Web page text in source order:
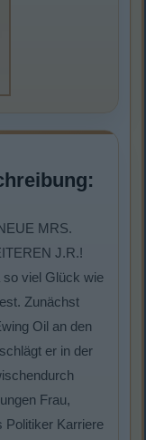
MRS.
J.R.!
so viel Glück wie
Zunächst
Oil an den
er in der
Frau,
Politiker Karriere